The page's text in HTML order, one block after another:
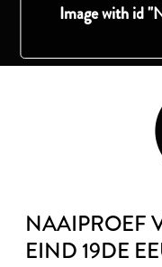
NAAIPROEF
EIND 19DE